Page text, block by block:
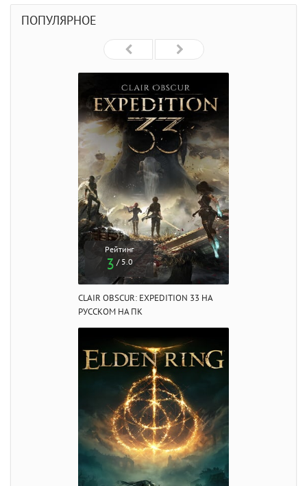
ПОПУЛЯРНОЕ
Рейтинг
3 / 5.0
CLAIR OBSCUR: EXPEDITION 33 НА
РУССКОМ НА ПК